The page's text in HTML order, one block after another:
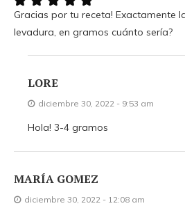
Gracias por tu receta! Exactamente
levadura, en gramos cuánto sería?
LORE
diciembre 30, 2022 - 9:53 am
Hola! 3-4 gramos
MARÍA GOMEZ
diciembre 30, 2022 - 12:08 am